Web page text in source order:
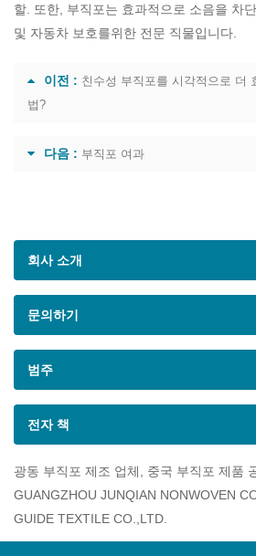
할. 또한, 부직포는 효과적으로 소음을 차
및 자동차 보호를위한 전문 직물입니다.
이전 : 친수성 부직포를 시각적으로 더
법?
다음 : 부직포 여과
회사 소개
문의하기
범주
전자 책
광동 부직포 제조 업체, 중국 부직포 제품
GUANGZHOU JUNQIAN NONWOVEN
GUIDE TEXTILE CO.,LTD.